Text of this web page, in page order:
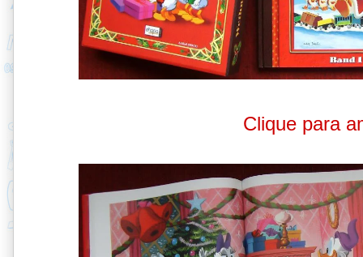
Clique para